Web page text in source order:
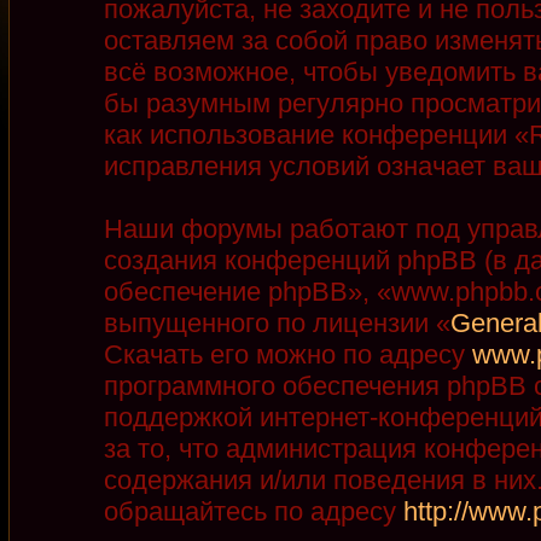
пожалуйста, не заходите и не
оставляем за собой право
всё возможное, чтобы уведомить
бы разумным регулярно
как использование конференции
исправления условий означает
Наши форумы работают под
создания конференций phpBB (в
обеспечение phpBB»,
выпущенного по лицензии «
Скачать его можно по адресу
программного обеспечения phpBB
поддержкой интернет-
за то, что администрация
содержания и/или поведения в
обращайтесь по адресу http://